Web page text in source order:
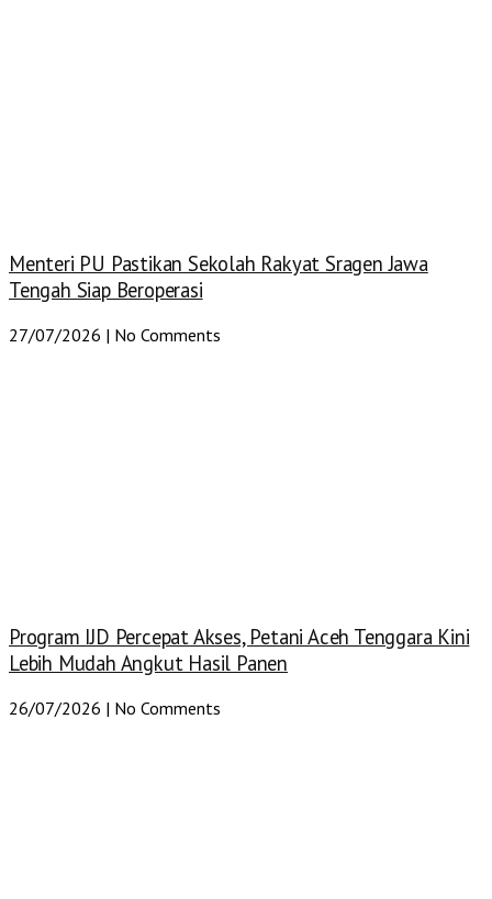
Menteri PU Pastikan Sekolah Rakyat Sragen Jawa
Tengah Siap Beroperasi
27/07/2026 No Comments
Program IJD Percepat Akses, Petani Aceh Tenggara Kini
Lebih Mudah Angkut Hasil Panen
26/07/2026 No Comments